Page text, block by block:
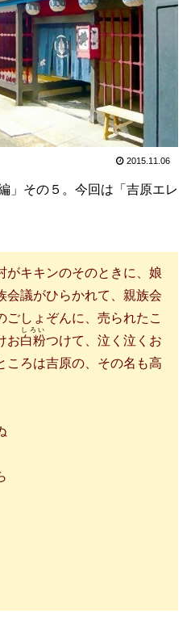
2015.11.06
」その５。今回は「吉原エレ
がキキンのそのときに、娘
会議がひらかれて、親族会
しょぞんに、売られたこ
お白粉
しろい
つけて、泣く泣くお
ころは吉原の、その名も高